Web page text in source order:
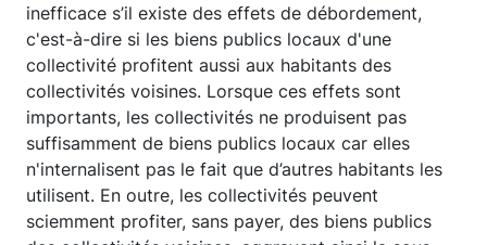
inefficace s’il existe des effets de débordement,
c'est-à-dire si les biens publics locaux d'une
collectivité profitent aussi aux habitants des
collectivités voisines. Lorsque ces effets sont
importants, les collectivités ne produisent pas
suffisamment de biens publics locaux car elles
n'internalisent pas le fait que d’autres habitants les
utilisent. En outre, les collectivités peuvent
sciemment profiter, sans payer, des biens publics